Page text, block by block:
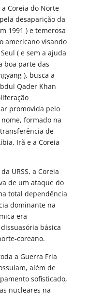
Coreia do Norte –
desaparição da
1991 ) e temerosa
americano visando
( e sem a ajuda
boa parte das
), busca a
Qader Khan
promovida pelo
formado na
de
Irã e a Coreia
URSS, a Coreia
de um ataque do
total dependência
dominante na
era
básica
coreano.
a Guerra Fria
além de
sofisticado,
nucleares na